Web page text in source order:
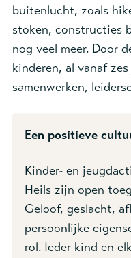
buitenlucht, zoals
stoken, constructies
nog veel meer. Door
kinderen, al vanaf
samenwerken,
Een positieve
Kinder- en
Heils zijn open
Geloof, geslacht,
persoonlijke
rol. Ieder kind en